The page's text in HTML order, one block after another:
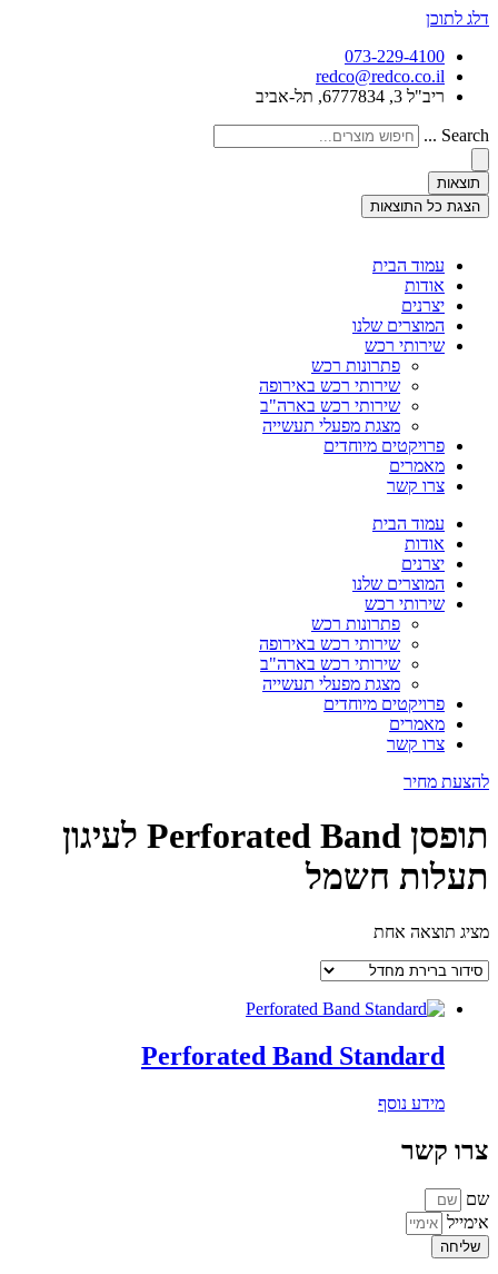
דלג לתוכן
073-229-4100
redco@redco.co.il
ריב"ל 3, 6777834, תל-אביב
Search ...
תוצאות
הצגת כל התוצאות
עמוד הבית
אודות
יצרנים
המוצרים שלנו
שירותי רכש
פתרונות רכש
שירותי רכש באירופה
שירותי רכש בארה"ב
מצגת מפעלי תעשייה
פרויקטים מיוחדים
מאמרים
צרו קשר
עמוד הבית
אודות
יצרנים
המוצרים שלנו
שירותי רכש
פתרונות רכש
שירותי רכש באירופה
שירותי רכש בארה"ב
מצגת מפעלי תעשייה
פרויקטים מיוחדים
מאמרים
צרו קשר
להצעת מחיר
תופסן Perforated Band לעיגון
תעלות חשמל
מציג תוצאה אחת
Perforated Band Standard
מידע נוסף
צרו קשר
שם
אימייל
שליחה